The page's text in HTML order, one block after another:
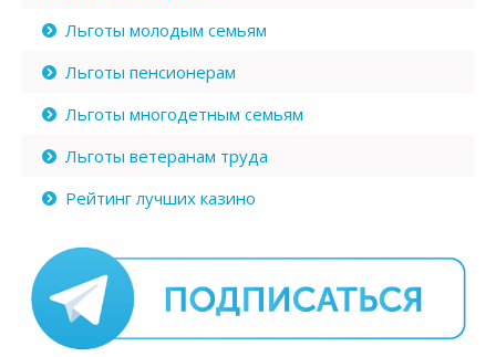
Льготы молодым семьям
Льготы пенсионерам
Льготы многодетным семьям
Льготы ветеранам труда
Рейтинг лучших казино